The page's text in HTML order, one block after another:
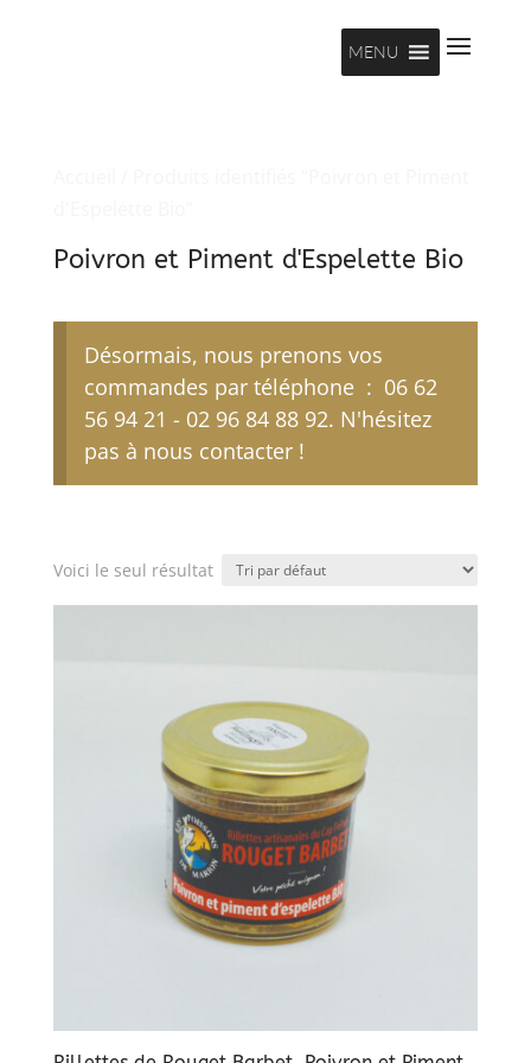
MENU
Poivron et Piment d'Espelette Bio
Désormais, nous prenons vos
commandes par téléphone : 06 62
56 94 21 - 02 96 84 88 92. N'hésitez
pas à nous contacter !
Voici le seul résultat